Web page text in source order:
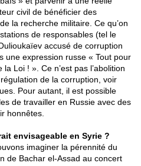
civil de bénéficier des
la recherche militaire. Ce qu’on
de responsables (tel le
accusé de corruption
une expression russe « Tout pour
Loi ! ». Ce n’est pas l’abolition
de la corruption, voir
Pour autant, il est possible
de travailler en Russie avec des
honnêtes.
envisageable en Syrie ?
imaginer la pérennité du
de Bachar el-Assad au concert